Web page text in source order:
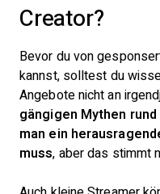
Creator?
Bevor du von
kannst, solltest du
Angebote nicht an
gängigen Mythen
man ein
muss, aber das stimmt